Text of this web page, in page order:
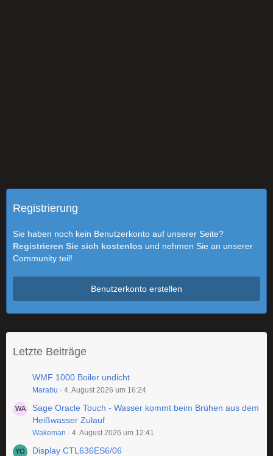
Registrierung
Sie haben noch kein Benutzerkonto auf unserer Seite?
Registrieren Sie sich kostenlos und nehmen Sie an unserer
Community teil!
Benutzerkonto erstellen
Letzte Beiträge
WMF 1000 Boiler undicht
Marabu 4. August 2026 um 16:24
Sage Oracle Touch - Wasser kommt beim Brühen aus dem
Heißwasser Zulauf
Wakeman 4. August 2026 um 12:41
Display CTL636ES6/06